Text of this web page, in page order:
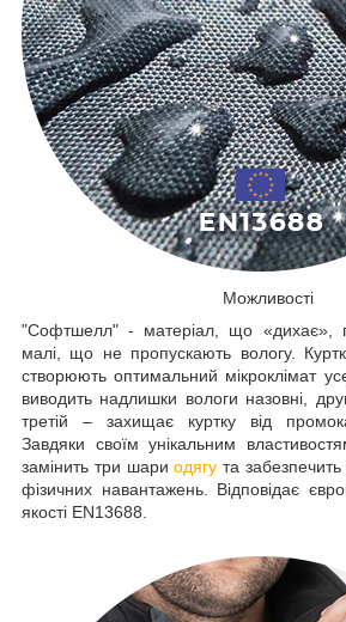
Можливості
"Софтшелл" - матеріал, що «дихає»,
малі, що не пропускають вологу.
створюють оптимальний мікроклімат
виводить надлишки вологи назовні,
третій – захищає куртку від
Завдяки своїм унікальним
замінить три шариодягу та забезпечить
фізичних навантажень. Відповідає
якості EN13688.